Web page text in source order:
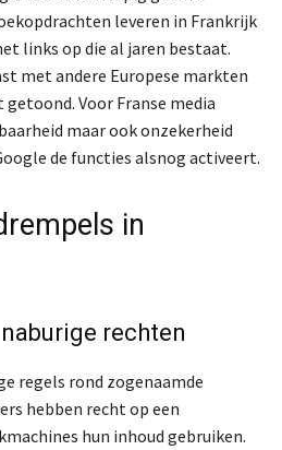
leveren in Frankrijk
links op die al jaren bestaat.
met andere Europese markten
Voor Franse media
maar ook onzekerheid
de functies alsnog activeert.
in
rechten
regels rond zogenaamde
hebben recht op een
hun inhoud gebruiken.